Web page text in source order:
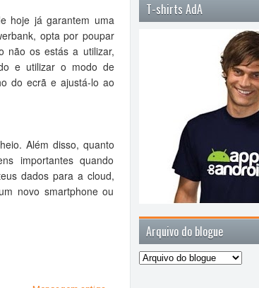
hoje já garantem uma
opta por poupar
não os estás a utilizar,
e utilizar o modo de
do ecrã e ajustá-lo ao
Além disso, quanto
importantes quando
dados para a cloud,
novo smartphone ou
T-shirts AdA
Arquivo do blogue